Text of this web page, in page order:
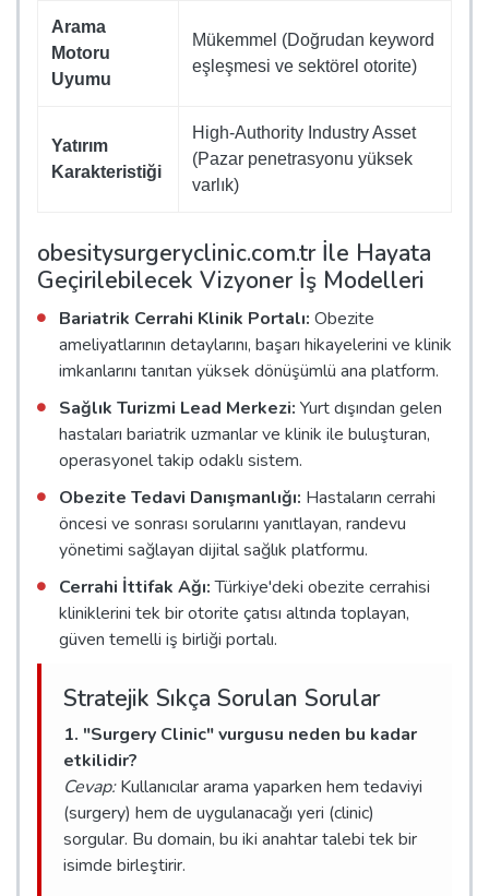
Arama
Motoru
Uyumu
Mükemmel (Doğrudan keyword
eşleşmesi ve sektörel otorite)
Yatırım
Karakteristiği
High-Authority Industry Asset
(Pazar penetrasyonu yüksek
varlık)
obesitysurgeryclinic.com.tr İle Hayata
Geçirilebilecek Vizyoner İş Modelleri
Bariatrik Cerrahi Klinik Portalı: Obezite
ameliyatlarının detaylarını, başarı hikayelerini ve klinik
imkanlarını tanıtan yüksek dönüşümlü ana platform.
Sağlık Turizmi Lead Merkezi: Yurt dışından gelen
hastaları bariatrik uzmanlar ve klinik ile buluşturan,
operasyonel takip odaklı sistem.
Obezite Tedavi Danışmanlığı: Hastaların cerrahi
öncesi ve sonrası sorularını yanıtlayan, randevu
yönetimi sağlayan dijital sağlık platformu.
Cerrahi İttifak Ağı:Türkiye'deki obezite cerrahisi
kliniklerini tek bir otorite çatısı altında toplayan,
güven temelli iş birliği portalı.
Stratejik Sıkça Sorulan Sorular
1. "Surgery Clinic" vurgusu neden bu kadar
etkilidir?
Cevap:Kullanıcılar arama yaparken hem tedaviyi
(surgery) hem de uygulanacağı yeri (clinic)
sorgular. Bu domain, bu iki anahtar talebi tek bir
isimde birleştirir.